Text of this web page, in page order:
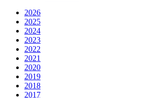
2026
2025
2024
2023
2022
2021
2020
2019
2018
2017